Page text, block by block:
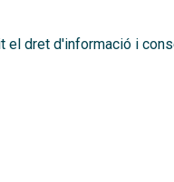
el dret d'informació i